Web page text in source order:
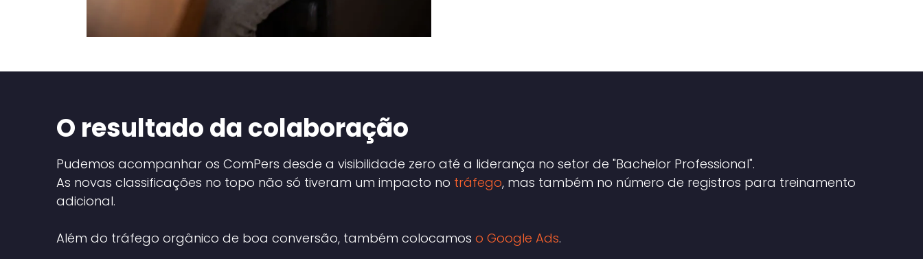
O resultado da colaboração
Pudemos acompanhar os ComPers desde a visibilidade zero até a liderança no setor de "Bachelor Professional".
As novas classificações no topo não só tiveram um impacto no tráfego, mas também no número de registros para treinamento
adicional.
Além do tráfego orgânico de boa conversão, também colocamos o Google Ads.